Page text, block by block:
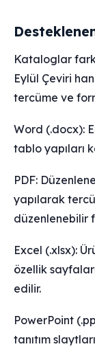
Kataloglar
Eylül Çeviri
tercüme ve
Word (.docx):
tablo yapıları
PDF:
yapılarak
düzenlenebilir
Excel (.xlsx):
özellik
edilir.
PowerPoint
tanıtım